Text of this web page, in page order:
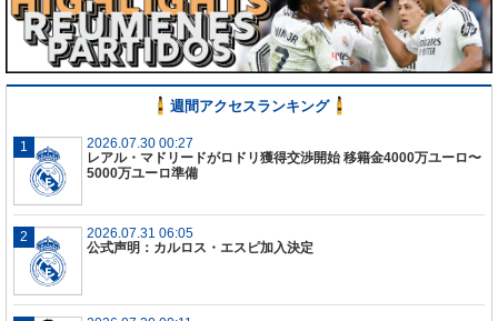
したかったとのこと。ジョビッチはベンゼマのバッ
クアップとしてクラブは考えているとのこと。
またこの試合で活躍したポルトガルの新星ジョア
ン・フェリックスにも注目をしているが、1億ユーロ
と設定されている違約金が高額のため、19歳MFは
今後見守っていくとのこと。
週間アクセスランキング
2026.07.30 00:27
レアル・マドリードがロドリ獲得交渉開始 移籍金4000万ユーロ〜
5000万ユーロ準備
2026.07.31 06:05
公式声明：カルロス・エスピ加入決定